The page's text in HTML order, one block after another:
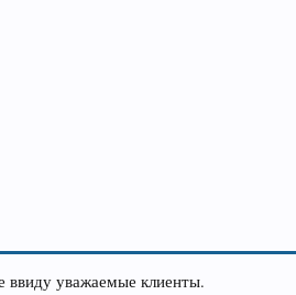
ввиду уважаемые клиенты.